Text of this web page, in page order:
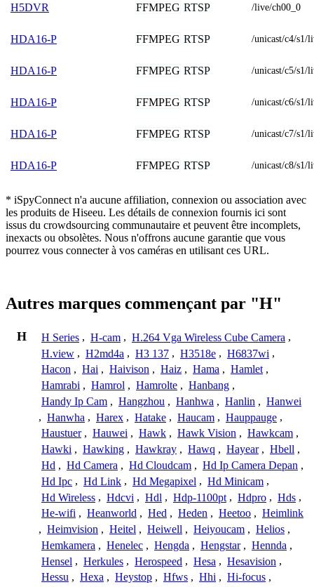
H5DVR FFMPEG RTSP /live/ch00_0
HDA16-P FFMPEG RTSP /unicast/c4/s1/
HDA16-P FFMPEG RTSP /unicast/c5/s1/
HDA16-P FFMPEG RTSP /unicast/c6/s1/
HDA16-P FFMPEG RTSP /unicast/c7/s1/
HDA16-P FFMPEG RTSP /unicast/c8/s1/
* iSpyConnect n'a aucune affiliation, connexion ou association avec
les produits de Hiseeu. Les détails de connexion fournis ici sont
issus du crowdsourcing communautaire et peuvent être incomplets,
inexacts ou obsolètes. Nous n'offrons aucune garantie que vous
pourrez vous connecter à vos caméras en utilisant ces URL.
Autres marques commençant par "H"
H H Series , H-cam , H.264 Vga Wireless Cube Camera ,
H.view , H2md4a , H3 137 , H3518e , H6837wi ,
Hacon , Hai , Haivison , Haiz , Hama , Hamlet ,
Hamrabi , Hamrol , Hamrolte , Hanbang ,
Handy Ip Cam , Hangzhou , Hanhwa , Hanlin , Hanwei
, Hanwha , Harex , Hatake , Haucam , Hauppauge ,
Haustuer , Hauwei , Hawk , Hawk Vision , Hawkcam ,
Hawki , Hawking , Hawkray , Hawq , Hayear , Hbell ,
Hd , Hd Camera , Hd Cloudcam , Hd Ip Camera Depan ,
Hd Ipc , Hd Link , Hd Megapixel , Hd Minicam ,
Hd Wireless , Hdcvi , Hdl , Hdp-1100pt , Hdpro , Hds ,
He-wifi , Heanworld , Hed , Heden , Heetoo , Heimlink
, Heimvision , Heitel , Heiwell , Heiyoucam , Helios ,
Hemkamera , Henelec , Hengda , Hengstar , Hennda ,
Hensel , Herkules , Herospeed , Hesa , Hesavision ,
Hessu , Hexa , Heystop , Hfws , Hhi , Hi-focus ,